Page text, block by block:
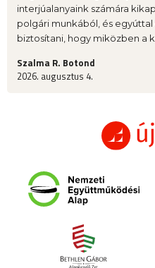
interjúalanyaink számára
polgári munkából, és
biztosítani, hogy miközben a
Szalma R. Botond
2026. augusztus 4.